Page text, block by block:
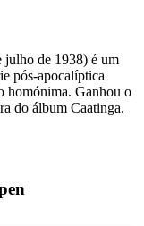
de 1938) é um
pós-apocalíptica
homónima. Ganhou o
do álbum Caatinga.